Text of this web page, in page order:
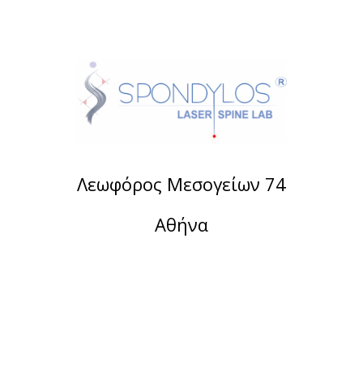
Λεωφόρος Μεσογείων 74
Αθήνα